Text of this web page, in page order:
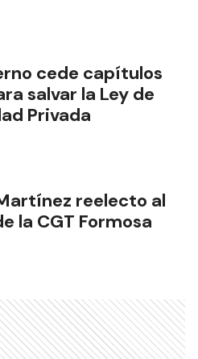
cede capítulos
salvar la Ley de
Privada
reelecto al
la CGT Formosa